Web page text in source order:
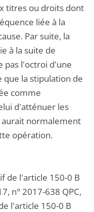
titres ou droits dont
liée à la
Par suite, la
à la suite de
pas l'octroi d'une
que la stipulation de
comme
d'atténuer les
aurait normalement
opération.
de l'article 150-0 B
n° 2017-638 QPC,
l'article 150-0 B